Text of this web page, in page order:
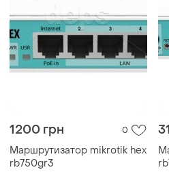
1200 грн 0
Маршрутизатор mikrotik hex
rb750gr3